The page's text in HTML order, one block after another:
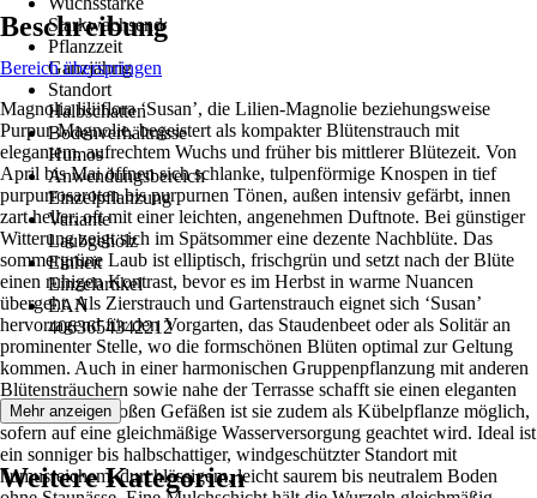
Starkwachsend
Pflanzzeit
Ganzjährig
Standort
Halbschatten
Bodenverhältnisse
Humos
Anwendungsbereich
Einzelpflanzung
Variante
Laubgehölz
Einheit
Einzelartikel
EAN
4063654342212
Beschreibung
Bereich überspringen
Magnolia liliiflora ‘Susan’, die Lilien-Magnolie beziehungsweise
Purpur-Magnolie, begeistert als kompakter Blütenstrauch mit
elegantem, aufrechtem Wuchs und früher bis mittlerer Blütezeit. Von
April bis Mai öffnen sich schlanke, tulpenförmige Knospen in tief
purpurrosaroten bis purpurnen Tönen, außen intensiv gefärbt, innen
zart heller, oft mit einer leichten, angenehmen Duftnote. Bei günstiger
Witterung zeigt sich im Spätsommer eine dezente Nachblüte. Das
sommergrüne Laub ist elliptisch, frischgrün und setzt nach der Blüte
einen ruhigen Kontrast, bevor es im Herbst in warme Nuancen
übergeht. Als Zierstrauch und Gartenstrauch eignet sich ‘Susan’
hervorragend für den Vorgarten, das Staudenbeet oder als Solitär an
prominenter Stelle, wo die formschönen Blüten optimal zur Geltung
kommen. Auch in einer harmonischen Gruppenpflanzung mit anderen
Blütensträuchern sowie nahe der Terrasse schafft sie einen eleganten
Blickfang; in großen Gefäßen ist sie zudem als Kübelpflanze möglich,
sofern auf eine gleichmäßige Wasserversorgung geachtet wird. Ideal ist
ein sonniger bis halbschattiger, windgeschützter Standort mit
humusreichem, durchlässigem, leicht saurem bis neutralem Boden
Mehr anzeigen
Weitere Kategorien